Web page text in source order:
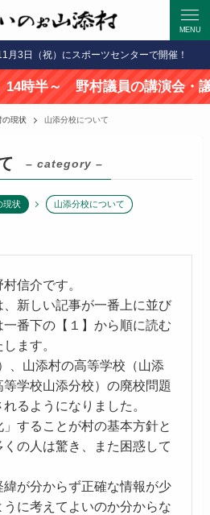
MENU
月3日（祝）にスポーツセンターで開催！
野村議員の講演会・議会報告
の現状 山添分校について
– category –
現状 山添分校について
信介です。
新しい記事が一番上に並び
一番下の【１】から順に読む
ます。
、山添村の高等学校（山添
学校山添分校）の廃校問題
るようになりました。
することが村の基本方針と
の人は驚き、また困惑して
が分からず正確な情報が少
に考えてよいのか分からな